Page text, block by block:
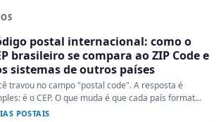
postal internacional: como o
brasileiro se compara ao ZIP Code e
sistemas de outros países
travou no campo "postal code". A resposta é
é o CEP. O que muda é que cada país format...
POSTAIS